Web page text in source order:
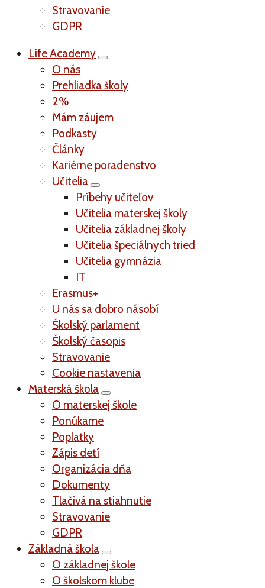
Stravovanie
GDPR
Life Academy
O nás
Prehliadka školy
2%
Mám záujem
Podkasty
Články
Kariérne poradenstvo
Učitelia
Príbehy učiteľov
Učitelia materskej školy
Učitelia základnej školy
Učitelia špeciálnych tried
Učitelia gymnázia
IT
Erasmus+
U nás sa dobro násobí
Školský parlament
Školský časopis
Stravovanie
Cookie nastavenia
Materská škola
O materskej škole
Ponúkame
Poplatky
Zápis detí
Organizácia dňa
Dokumenty
Tlačivá na stiahnutie
Stravovanie
GDPR
Základná škola
O základnej škole
O školskom klube